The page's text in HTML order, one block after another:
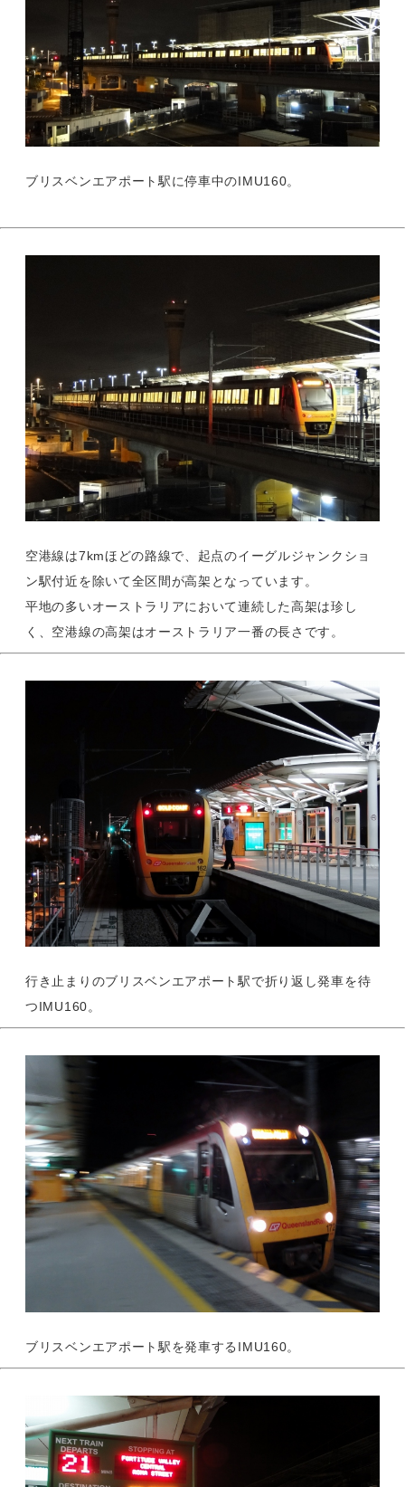
ブリスベンエアポート駅に停車中のIMU160。
空港線は7kmほどの路線で、起点のイーグルジャンクショ
ン駅付近を除いて全区間が高架となっています。
平地の多いオーストラリアにおいて連続した高架は珍し
く、空港線の高架はオーストラリア一番の長さです。
行き止まりのブリスベンエアポート駅で折り返し発車を待
つIMU160。
ブリスベンエアポート駅を発車するIMU160。